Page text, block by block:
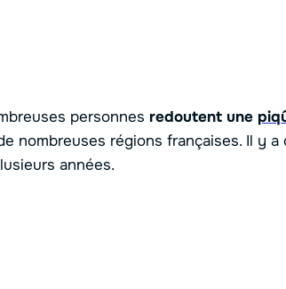
personnes redoutent une
nombreuses régions françaises. Il y a
années.